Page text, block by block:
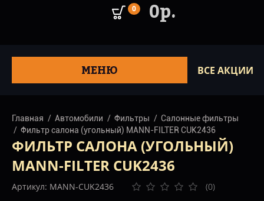
0 0р.
МЕНЮ ВСЕ АКЦИИ
Главная Автомобили Фильтры
Салонные фильтры
Фильтр салона (угольный) MANN-FILTER CUK2436
ФИЛЬТР САЛОНА (УГОЛЬНЫЙ)
MANN-FILTER CUK2436
Артикул: MANN-CUK2436 (0)